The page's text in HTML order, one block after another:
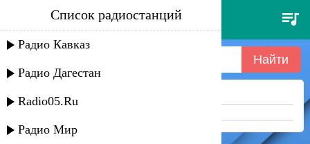
длят танцев - 026
Список радиостанций
Радио Кавказ
Радио Дагестан
Radio05.Ru
Радио Мир
Ничего не найдено =(